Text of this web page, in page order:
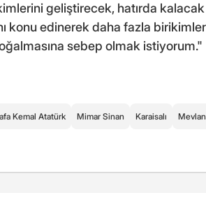
geliştirecek, hatırda kalacak
konu edinerek daha fazla
sebep olmak istiyorum."
Kemal Atatürk Mimar Sinan Karaisalı